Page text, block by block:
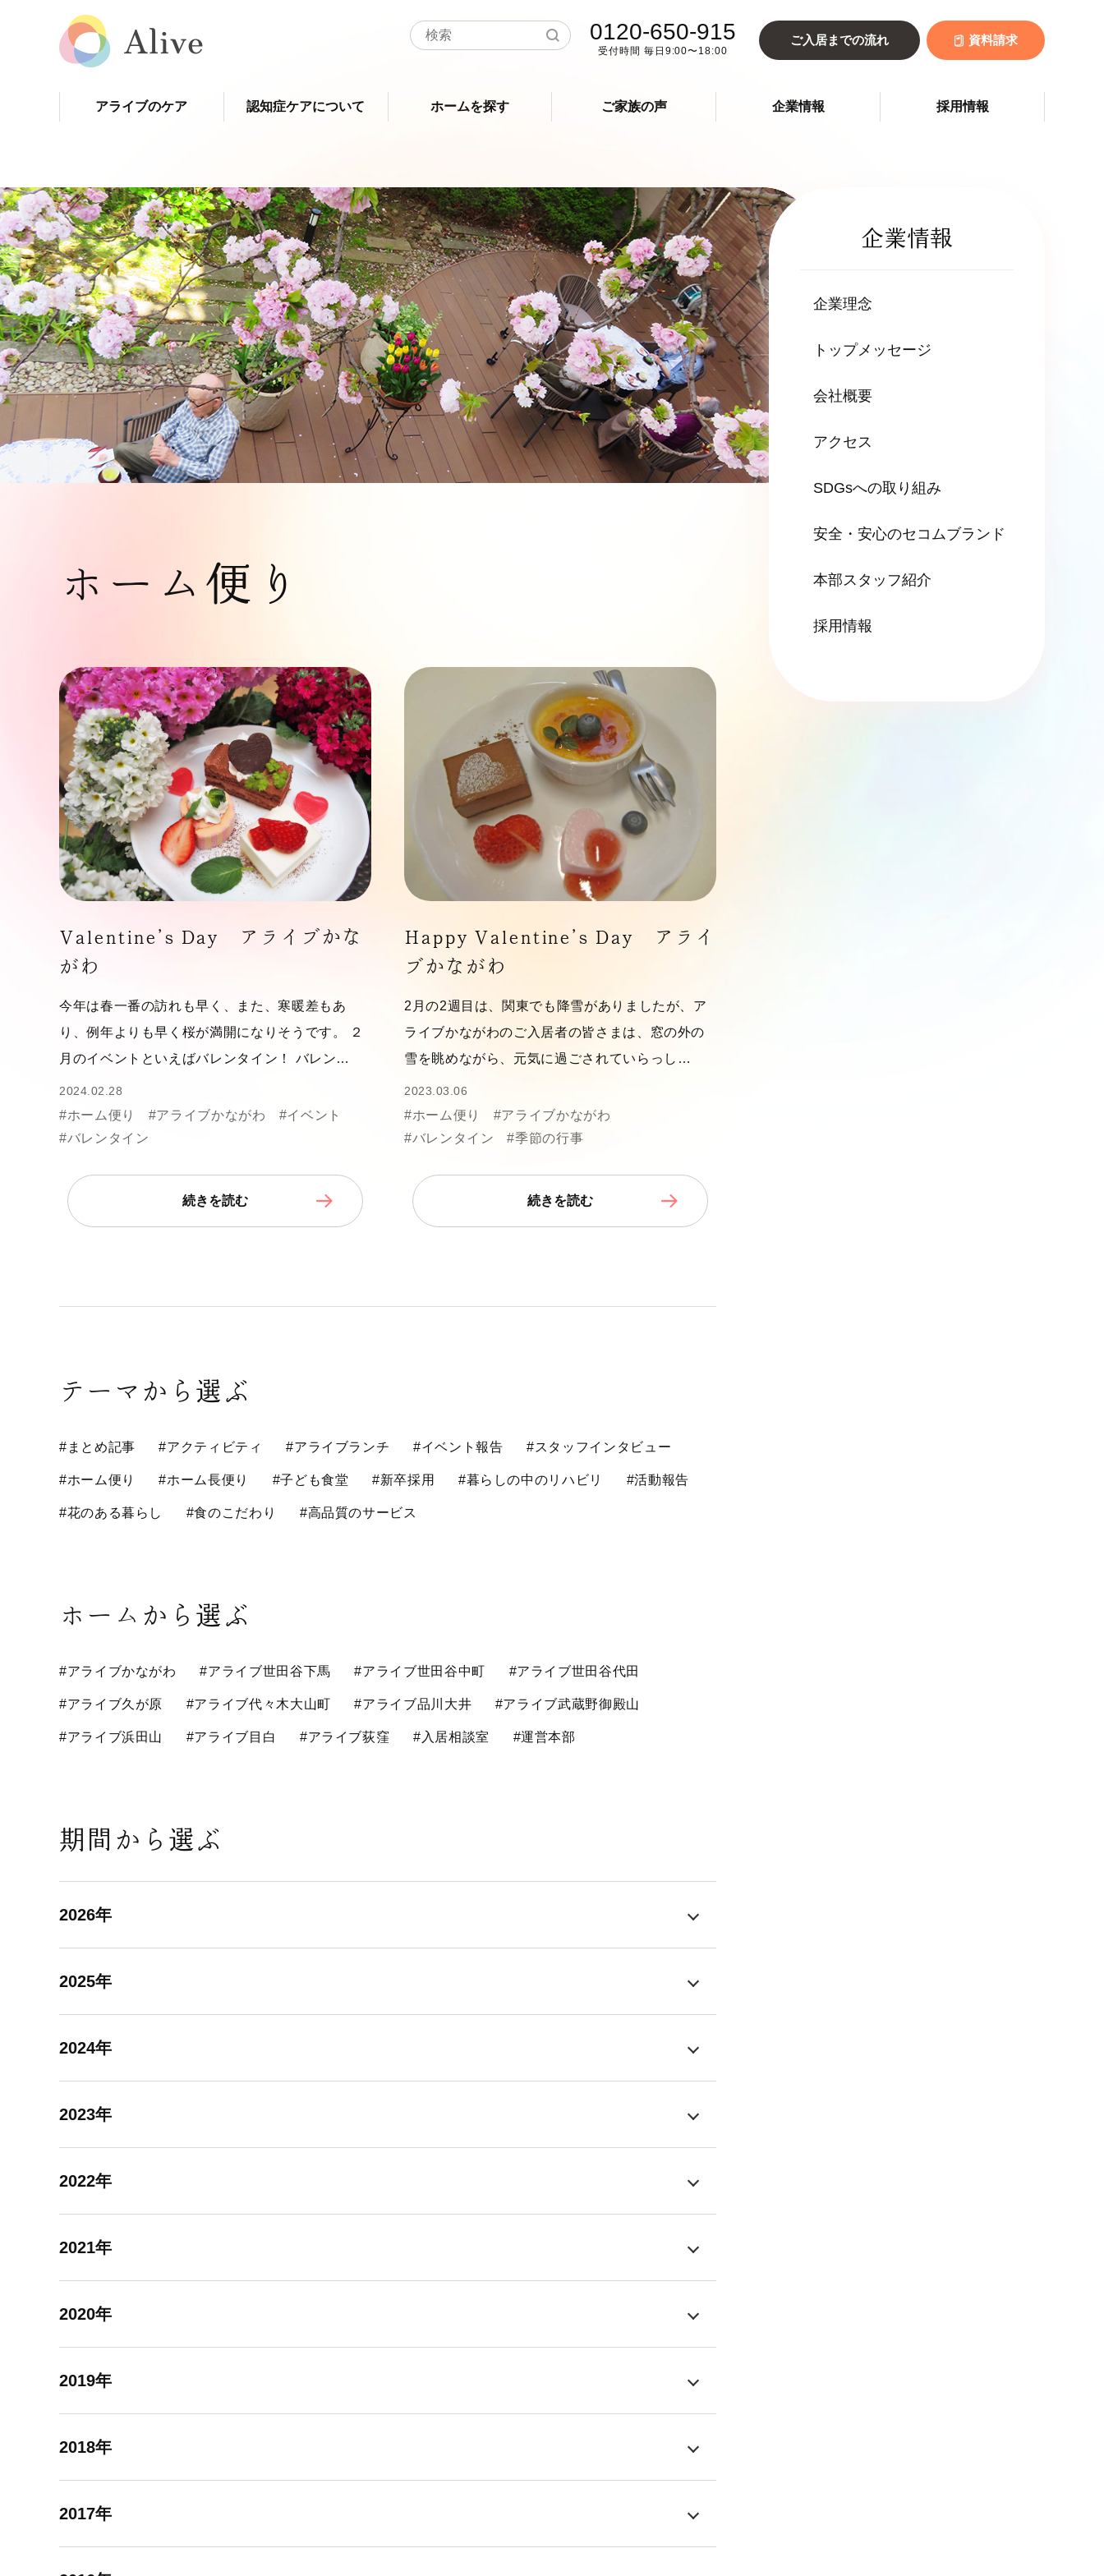
0120-650-915
受付時間 毎日9:00〜18:00
ご入居までの流れ 資料請求
アライブのケア 認知症ケアについて ホームを探す ご家族の声 企業情報 採用情報
企業情報
企業理念
トップメッセージ
会社概要
アクセス
SDGsへの取り組み
安全・安心のセコムブランド
本部スタッフ紹介
採用情報
ホーム便り
Valentine’s Day アライブかな
がわ
今年は春一番の訪れも早く、また、寒暖差もあ
り、例年よりも早く桜が満開になりそうです。 ２
月のイベントといえばバレンタイン！ バレン…
2024.02.28
#ホーム便り #アライブかながわ
#イベント
#バレンタイン
続きを読む
Happy Valentine’s Day アライ
ブかながわ
2月の2週目は、関東でも降雪がありましたが、ア
ライブかながわのご入居者の皆さまは、窓の外の
雪を眺めながら、元気に過ごされていらっし…
2023.03.06
#ホーム便り
#アライブかながわ
#バレンタイン
#季節の行事
続きを読む
テーマから選ぶ
#まとめ記事 #アクティビティ #アライブランチ #イベント報告 #スタッフインタビュー
#ホーム便り #ホーム長便り #子ども食堂 #新卒採用 #暮らしの中のリハビリ #活動報告
#花のある暮らし #食のこだわり #高品質のサービス
ホームから選ぶ
#アライブかながわ #アライブ世田谷下馬 #アライブ世田谷中町 #アライブ世田谷代田
#アライブ久が原 #アライブ代々木大山町 #アライブ品川大井 #アライブ武蔵野御殿山
#アライブ浜田山 #アライブ目白 #アライブ荻窪 #入居相談室 #運営本部
期間から選ぶ
2026年
2025年
2024年
2023年
2022年
2021年
2020年
2019年
2018年
2017年